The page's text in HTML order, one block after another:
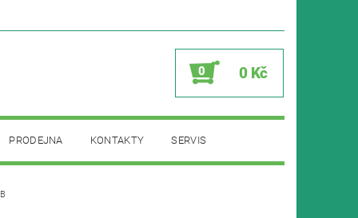
0 0 Kč
PRODEJNA KONTAKTY SERVIS